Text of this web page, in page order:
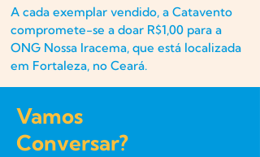
A cada exemplar vendido, a Catavento
compromete-se a doar R$1,00 para a
ONG Nossa Iracema, que está localizada
em Fortaleza, no Ceará.
Vamos
Conversar?